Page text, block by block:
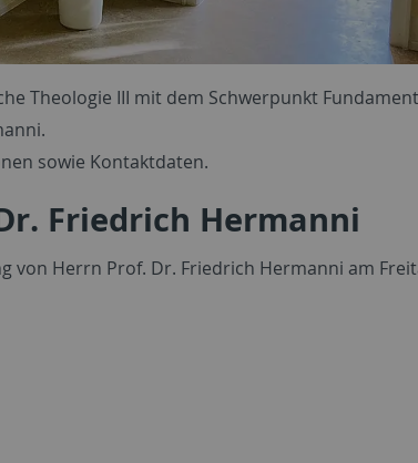
Theologie III mit dem Schwerpunkt
sowie Kontaktdaten.
Friedrich Hermanni
von Herrn Prof. Dr. Friedrich Hermanni am